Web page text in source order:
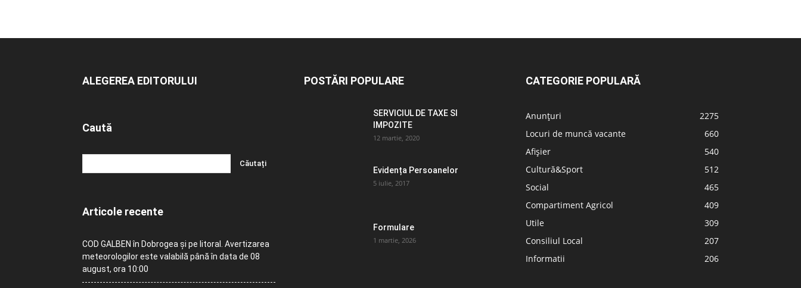
ALEGEREA EDITORULUI
Caută
Articole recente
COD GALBEN în Dobrogea și pe litoral. Avertizarea
meteorologilor este valabilă până în data de 08
august, ora 10:00
POSTĂRI POPULARE
SERVICIUL DE TAXE SI
IMPOZITE
12 martie, 2020
Evidența Persoanelor
5 iulie, 2017
Formulare
1 martie, 2026
CATEGORIE POPULARĂ
Anunțuri
2275
Locuri de muncă vacante
660
Afișier
540
Cultură&Sport
512
Social
465
Compartiment Agricol
409
Utile
309
Consiliul Local
207
Informatii
206